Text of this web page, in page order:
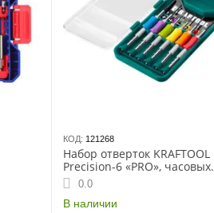
КОД: 121268
Набор отверток KRAFTOOL
Precision-6 «PRO», часовых
для для особо точных работ,
металлическая рукоятка с
противоскользящей
0.0
В наличии